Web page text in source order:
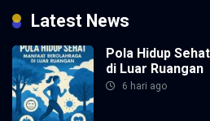
Latest News
Pola Hidup
di Luar Ruangan
6 hari ago